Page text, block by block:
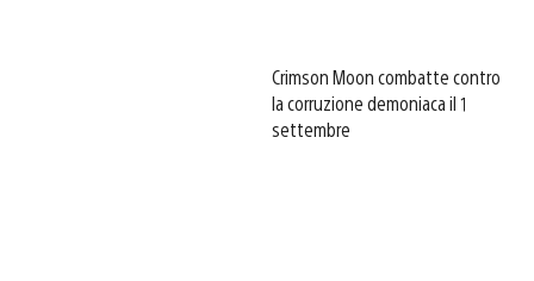
Crimson Moon combatte contro
la corruzione demoniaca il 1
settembre